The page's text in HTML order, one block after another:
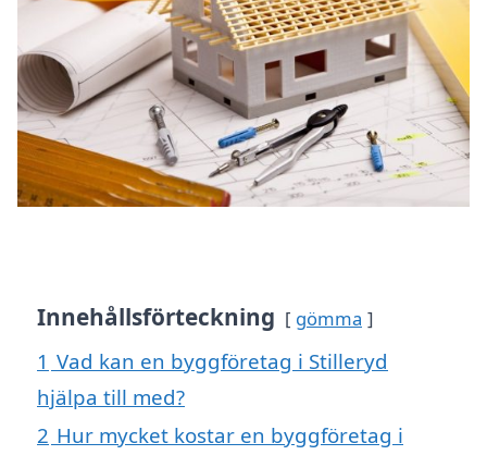
Innehållsförteckning gömma
1 Vad kan en byggföretag i Stilleryd
hjälpa till med?
2 Hur mycket kostar en byggföretag i